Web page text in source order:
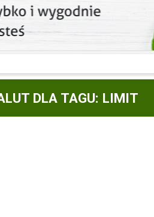
DLA TAGU: LIMIT